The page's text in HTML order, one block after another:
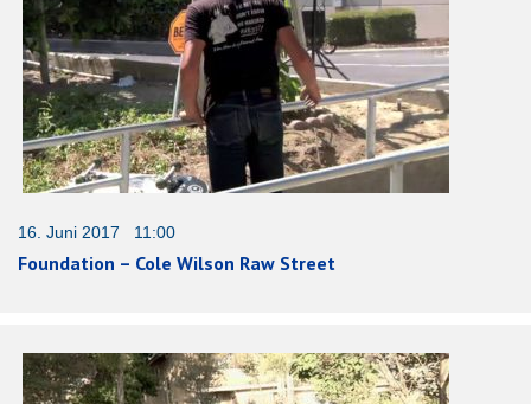
16. Juni 2017 11:00
Foundation – Cole Wilson Raw Street